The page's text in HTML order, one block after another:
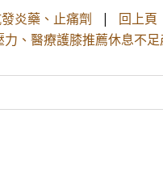
炎藥、止痛劑 | 回上頁
、醫療護膝推薦休息不